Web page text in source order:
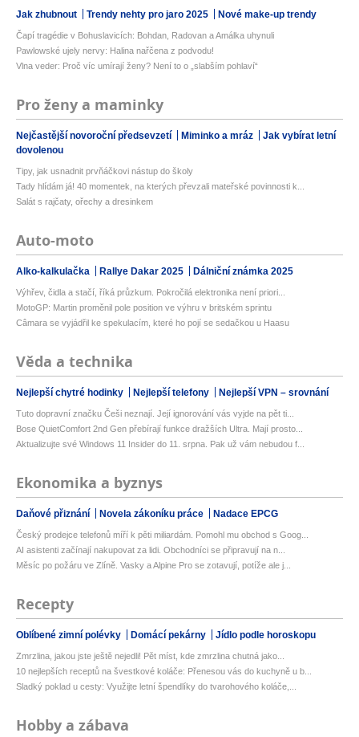
Jak zhubnout Trendy nehty pro jaro 2025 Nové make-up trendy
Čapí tragédie v Bohuslavicích: Bohdan, Radovan a Amálka uhynuli
Pawlowské ujely nervy: Halina nařčena z podvodu!
Vlna veder: Proč víc umírají ženy? Není to o „slabším pohlaví“
Pro ženy a maminky
Nejčastější novoroční předsevzetí Miminko a mráz
Jak vybírat letní
dovolenou
Tipy, jak usnadnit prvňáčkovi nástup do školy
Tady hlídám já! 40 momentek, na kterých převzali mateřské povinnosti k...
Salát s rajčaty, ořechy a dresinkem
Auto-moto
Alko-kalkulačka Rallye Dakar 2025 Dálniční známka 2025
Výhřev, čidla a stačí, říká průzkum. Pokročilá elektronika není priori...
MotoGP: Martin proměnil pole position ve výhru v britském sprintu
Câmara se vyjádřil ke spekulacím, které ho pojí se sedačkou u Haasu
Věda a technika
Nejlepší chytré hodinky Nejlepší telefony Nejlepší VPN – srovnání
Tuto dopravní značku Češi neznají. Její ignorování vás vyjde na pět ti...
Bose QuietComfort 2nd Gen přebírají funkce dražších Ultra. Mají prosto...
Aktualizujte své Windows 11 Insider do 11. srpna. Pak už vám nebudou f...
Ekonomika a byznys
Daňové přiznání Novela zákoníku práce Nadace EPCG
Český prodejce telefonů míří k pěti miliardám. Pomohl mu obchod s Goog...
AI asistenti začínají nakupovat za lidi. Obchodníci se připravují na n...
Měsíc po požáru ve Zlíně. Vasky a Alpine Pro se zotavují, potíže ale j...
Recepty
Oblíbené zimní polévky Domácí pekárny Jídlo podle horoskopu
Zmrzlina, jakou jste ještě nejedli! Pět míst, kde zmrzlina chutná jako...
10 nejlepších receptů na švestkové koláče: Přenesou vás do kuchyně u b...
Sladký poklad u cesty: Využijte letní špendlíky do tvarohového koláče,...
Hobby a zábava